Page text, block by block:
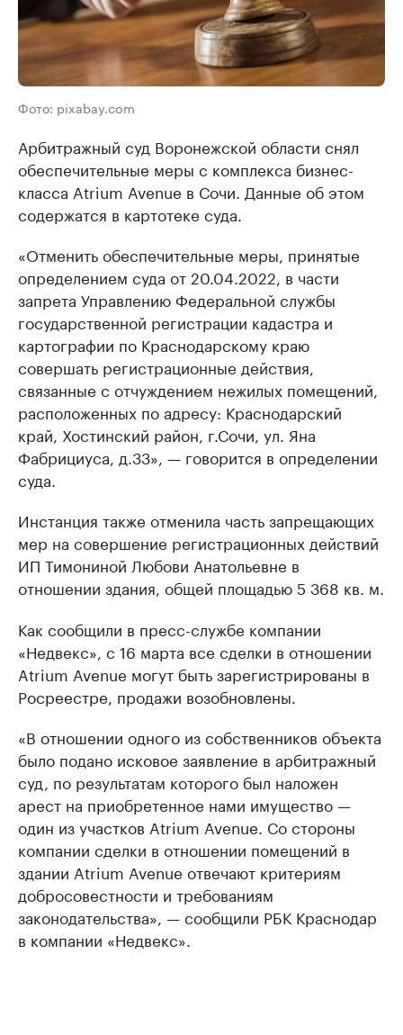
Фото: pixabay.com
Арбитражный суд Воронежской области снял
обеспечительные меры с комплекса бизнес-
класса Atrium Avenue в Сочи. Данные об этом
содержатся в картотеке суда.
«Отменить обеспечительные меры, принятые
определением суда от 20.04.2022, в части
запрета Управлению Федеральной службы
государственной регистрации кадастра и
картографии по Краснодарскому краю
совершать регистрационные действия,
связанные с отчуждением нежилых помещений,
расположенных по адресу: Краснодарский
край, Хостинский район, г.Сочи, ул. Яна
Фабрициуса, д.33», — говорится в определении
суда.
Инстанция также отменила часть запрещающих
мер на совершение регистрационных действий
ИП Тимониной Любови Анатольевне в
отношении здания, общей площадью 5 368 кв. м.
Как сообщили в пресс-службе компании
«Недвекс», с 16 марта все сделки в отношении
Atrium Avenue могут быть зарегистрированы в
Росреестре, продажи возобновлены.
«В отношении одного из собственников объекта
было подано исковое заявление в арбитражный
суд, по результатам которого был наложен
арест на приобретенное нами имущество —
один из участков Atrium Avenue. Со стороны
компании сделки в отношении помещений в
здании Atrium Avenue отвечают критериям
добросовестности и требованиям
законодательства», — сообщили РБК Краснодар
в компании «Недвекс».